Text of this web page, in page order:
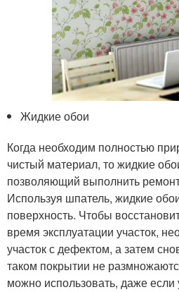
Жидкие обои
Когда необходим полностью
чистый материал, то жидкие
позволяющий выполнить
Используя шпатель, жидкие
поверхность. Чтобы
время эксплуатации участок,
участок с дефектом, а затем
таком покрытии не
можно использовать, даже если